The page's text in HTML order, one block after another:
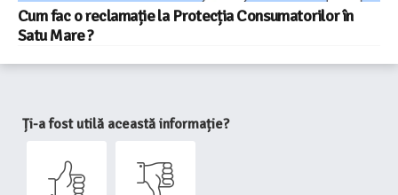
Cum fac o reclamație la Protecția Consumatorilor în
Satu Mare ?
Ți-a fost utilă această informație?